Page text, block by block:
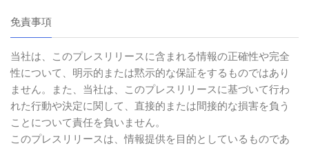
免責事項
当社は、このプレスリリースに含まれる情報の正確性や完全
性について、明示的または黙示的な保証をするものではあり
ません。また、当社は、このプレスリリースに基づいて行わ
れた行動や決定に関して、直接的または間接的な損害を負う
ことについて責任を負いません。
このプレスリリースは、情報提供を目的としているものであ